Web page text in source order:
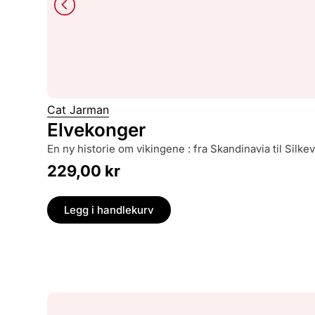
Cat Jarman
Elvekonger
en ny historie om vikingene : fra Skandinavia til
229,00 kr
Legg i handlekurv